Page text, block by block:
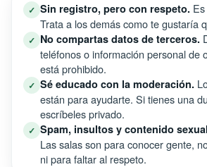
✓ Sin registro, pero con respeto.
Trata a los demás como te gustaría
✓ No compartas datos de terceros.
teléfonos o información personal
está prohibido.
✓ Sé educado con la moderación.
están para ayudarte. Si tienes una
escríbeles privado.
✓ Spam, insultos y contenido
Las salas son para conocer gente,
ni para faltar al respeto.